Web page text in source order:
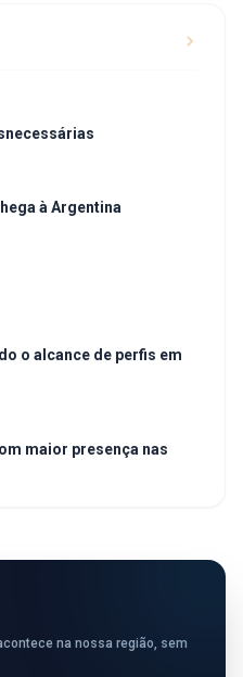
à Argentina
o alcance de perfis em
maior presença nas
na nossa região, sem